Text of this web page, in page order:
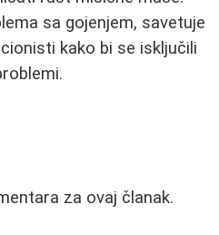
sa gojenjem, savetuje
kako bi se isključili
za ovaj članak.